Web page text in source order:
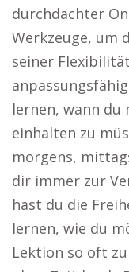
durchdachter
Werkzeuge, um
seiner
lernen, wann
einhalten zu
morgens,
dir immer zur
hast du die
lernen, wie du
Lektion so oft